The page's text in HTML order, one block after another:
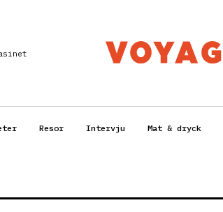
Resor Intervju Mat & dryck